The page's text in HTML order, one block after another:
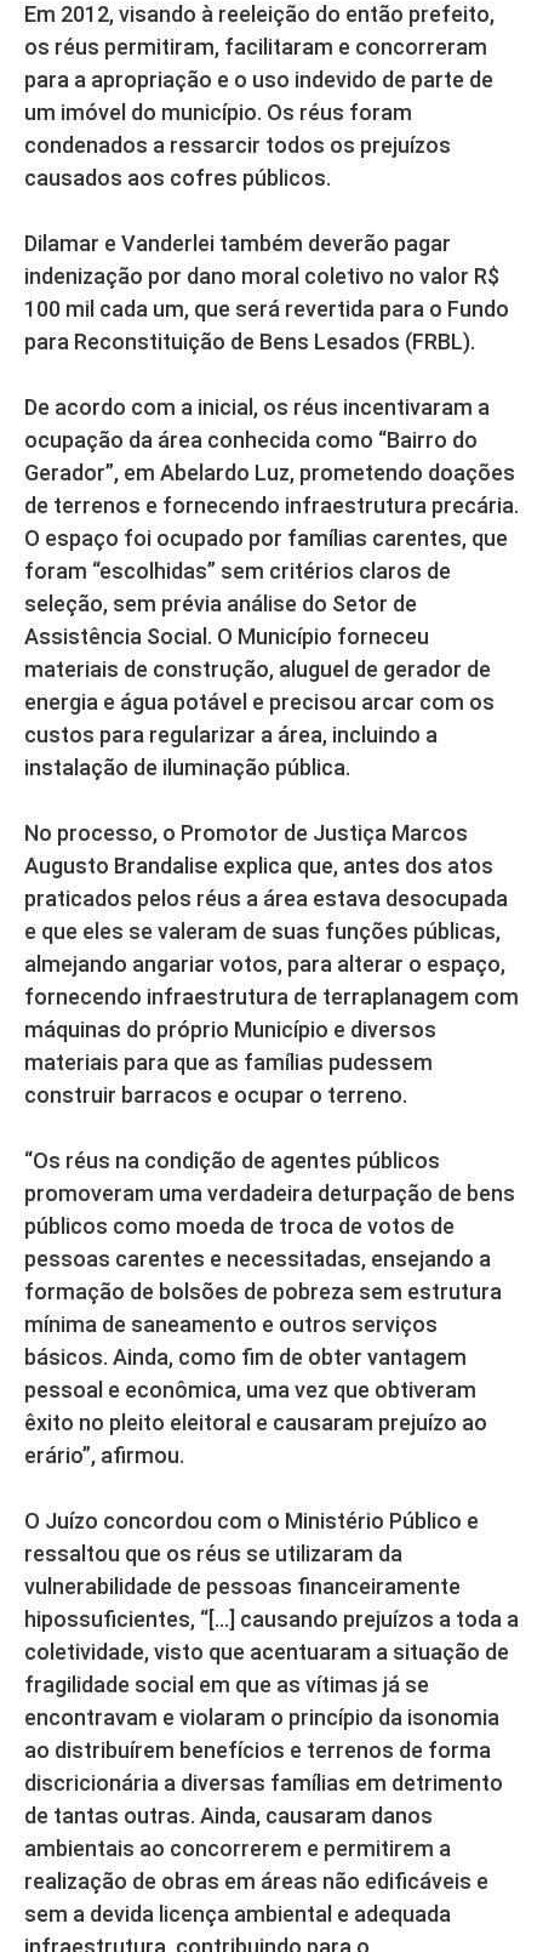
Em 2012, visando à reeleição do então prefeito,
os réus permitiram, facilitaram e concorreram
para a apropriação e o uso indevido de parte de
um imóvel do município. Os réus foram
condenados a ressarcir todos os prejuízos
causados aos cofres públicos.
Dilamar e Vanderlei também deverão pagar
indenização por dano moral coletivo no valor R$
100 mil cada um, que será revertida para o Fundo
para Reconstituição de Bens Lesados (FRBL).
De acordo com a inicial, os réus incentivaram a
ocupação da área conhecida como “Bairro do
Gerador”, em Abelardo Luz, prometendo doações
de terrenos e fornecendo infraestrutura precária.
O espaço foi ocupado por famílias carentes, que
foram “escolhidas” sem critérios claros de
seleção, sem prévia análise do Setor de
Assistência Social. O Município forneceu
materiais de construção, aluguel de gerador de
energia e água potável e precisou arcar com os
custos para regularizar a área, incluindo a
instalação de iluminação pública.
No processo, o Promotor de Justiça Marcos
Augusto Brandalise explica que, antes dos atos
praticados pelos réus a área estava desocupada
e que eles se valeram de suas funções públicas,
almejando angariar votos, para alterar o espaço,
fornecendo infraestrutura de terraplanagem com
máquinas do próprio Município e diversos
materiais para que as famílias pudessem
construir barracos e ocupar o terreno.
“Os réus na condição de agentes públicos
promoveram uma verdadeira deturpação de bens
públicos como moeda de troca de votos de
pessoas carentes e necessitadas, ensejando a
formação de bolsões de pobreza sem estrutura
mínima de saneamento e outros serviços
básicos. Ainda, como fim de obter vantagem
pessoal e econômica, uma vez que obtiveram
êxito no pleito eleitoral e causaram prejuízo ao
erário”, afirmou.
O Juízo concordou com o Ministério Público e
ressaltou que os réus se utilizaram da
vulnerabilidade de pessoas financeiramente
hipossuficientes, “[…] causando prejuízos a toda a
coletividade, visto que acentuaram a situação de
fragilidade social em que as vítimas já se
encontravam e violaram o princípio da isonomia
ao distribuírem benefícios e terrenos de forma
discricionária a diversas famílias em detrimento
de tantas outras. Ainda, causaram danos
ambientais ao concorrerem e permitirem a
realização de obras em áreas não edificáveis e
sem a devida licença ambiental e adequada
infraestrutura, contribuindo para o